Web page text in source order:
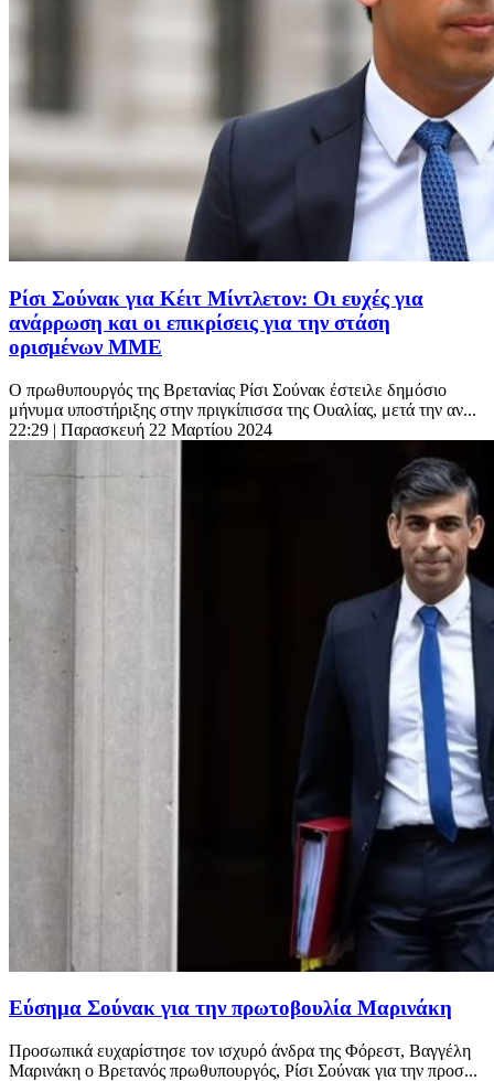
Ρίσι Σούνακ για Κέιτ Μίντλετον: Οι ευχές για
ανάρρωση και οι επικρίσεις για την στάση
ορισμένων ΜΜΕ
Ο πρωθυπουργός της Βρετανίας Ρίσι Σούνακ έστειλε δημόσιο
μήνυμα υποστήριξης στην πριγκίπισσα της Ουαλίας, μετά την αν...
22:29 | Παρασκευή 22 Μαρτίου 2024
Εύσημα Σούνακ για την πρωτοβουλία Μαρινάκη
Προσωπικά ευχαρίστησε τον ισχυρό άνδρα της Φόρεστ, Βαγγέλη
Μαρινάκη ο Βρετανός πρωθυπουργός, Ρίσι Σούνακ για την προσ...